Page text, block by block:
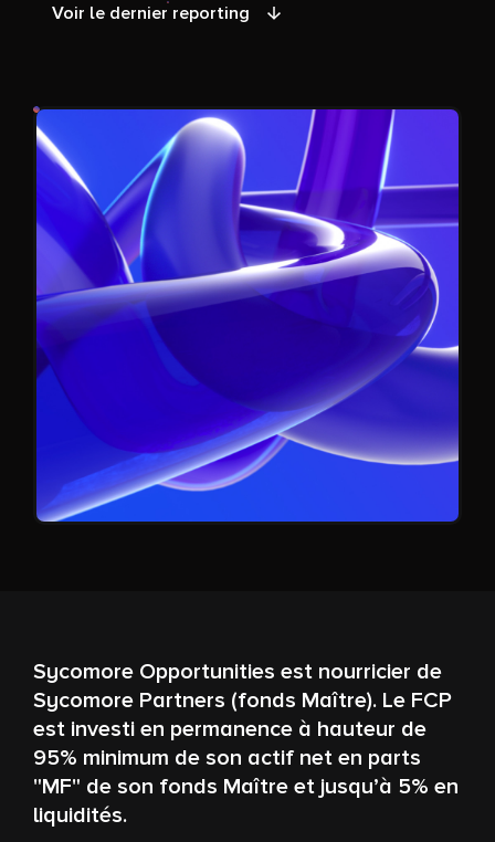
Voir le dernier reporting
Sycomore Opportunities est nourricier de
Sycomore Partners (fonds Maître). Le FCP
est investi en permanence à hauteur de
95% minimum de son actif net en parts
"MF" de son fonds Maître et jusqu’à 5% en
liquidités.